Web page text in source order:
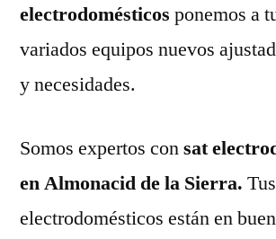
electrodomésticos ponemos a
variados equipos nuevos
y necesidades.
Somos expertos consat
en Almonacid de la Sierra. Tus
electrodomésticos están en